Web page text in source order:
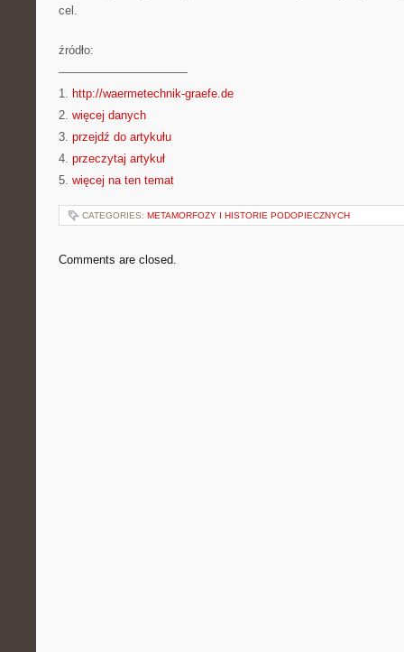
cel.
źródło:
———————————
1. http://waermetechnik-graefe.de
2. więcej danych
3. przejdź do artykułu
4. przeczytaj artykuł
5. więcej na ten temat
CATEGORIES: METAMORFOZY I HISTORIE PODOPIECZNYCH
Comments are closed.